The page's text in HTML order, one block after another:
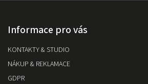
Informace pro vás
KONTAKTY & STUDIO
NÁKUP & REKLAMACE
GDPR